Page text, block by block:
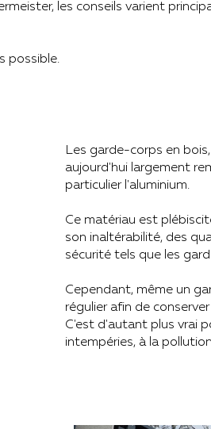
les conseils varient
possible.
Les garde-corps en
aujourd'hui largement
particulier l'aluminium.
Ce matériau est
son inaltérabilité, des
sécurité tels que les
Cependant, même un
régulier afin de
C'est d'autant plus vrai
intempéries, à la